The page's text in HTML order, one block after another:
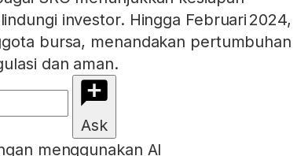
investor. Hingga Februari 2024,
bursa, menandakan pertumbuhan
dan aman.
Ask
menggunakan AI